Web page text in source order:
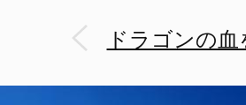
ドラゴンの